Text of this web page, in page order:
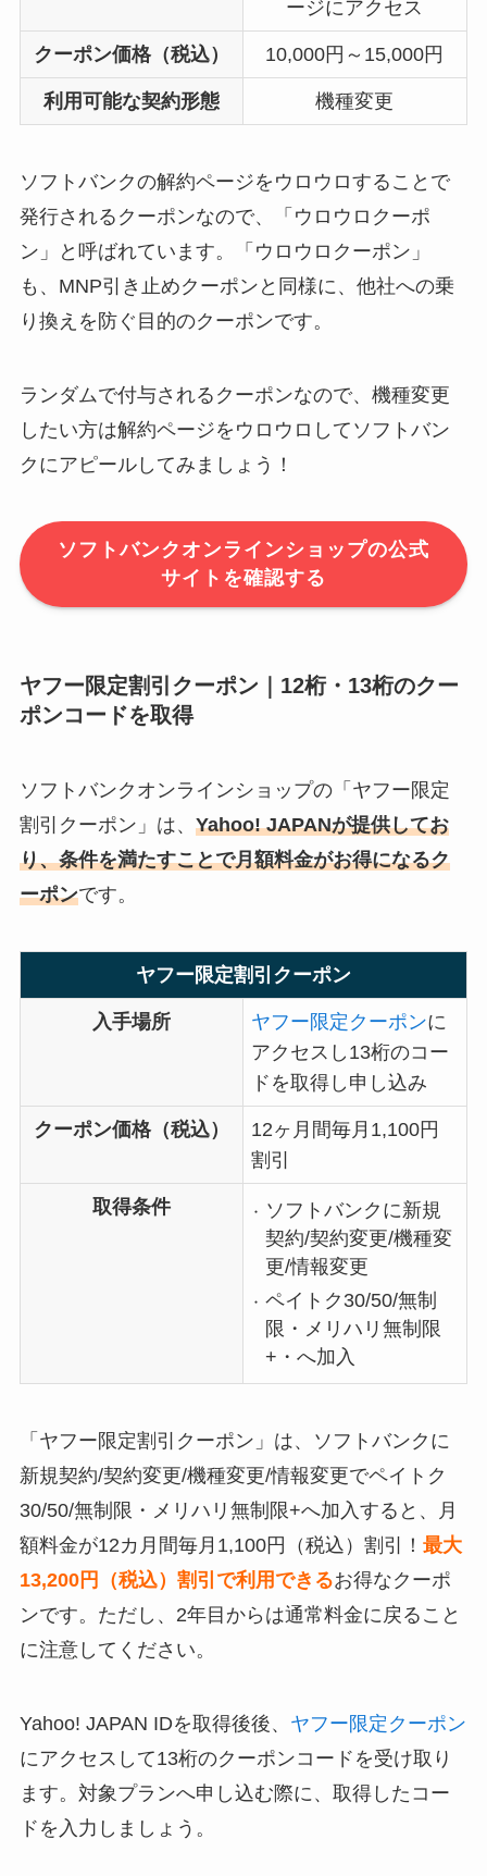
ージにアクセス
クーポン価格（税込） 10,000円～15,000円
利用可能な契約形態 機種変更
ソフトバンクの解約ページをウロウロすることで
発行されるクーポンなので、「ウロウロクーポ
ン」と呼ばれています。「ウロウロクーポン」
も、MNP引き止めクーポンと同様に、他社への乗
り換えを防ぐ目的のクーポンです。
ランダムで付与されるクーポンなので、機種変更
したい方は解約ページをウロウロしてソフトバン
クにアピールしてみましょう！
ソフトバンクオンラインショップの公式
サイトを確認する
ヤフー限定割引クーポン｜12桁・13桁のクー
ポンコードを取得
ソフトバンクオンラインショップの「ヤフー限定
割引クーポン」は、 Yahoo! JAPANが提供してお
り、条件を満たすことで月額料金がお得になるク
ーポンです。
ヤフー限定割引クーポン
入手場所 ヤフー限定クーポンに
アクセスし13桁のコー
ドを取得し申し込み
クーポン価格（税込）
12ヶ月間毎月1,100円
割引
取得条件
ソフトバンクに新規
契約/契約変更/機種変
更/情報変更
ペイトク30/50/無制
限・メリハリ無制限
+・へ加入
「ヤフー限定割引クーポン」は、ソフトバンクに
新規契約/契約変更/機種変更/情報変更でペイトク
30/50/無制限・メリハリ無制限+へ加入すると、月
額料金が12カ月間毎月1,100円（税込）割引！ 最大
13,200円（税込）割引で利用できるお得なクーポ
ンです。ただし、2年目からは通常料金に戻ること
に注意してください。
Yahoo! JAPAN IDを取得後後、 ヤフー限定クーポン
にアクセスして13桁のクーポンコードを受け取り
ます。対象プランへ申し込む際に、取得したコー
ドを入力しましょう。